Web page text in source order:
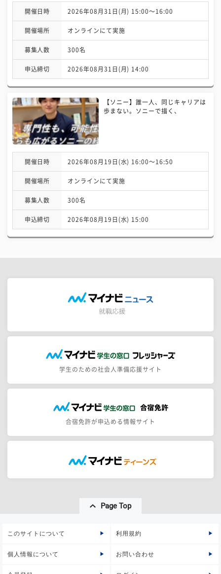
開催日時 2026年08月31日(月) 15:00〜16:00
開催場所 オンラインにて実施
募集人数 300名
申込締切 2026年08月31日(月) 14:00
【ソニー】誰一人、同じキャリアは
歩まない。ソニーで描く、
開催日時 2026年08月19日(水) 16:00〜16:50
開催場所 オンラインにて実施
募集人数 300名
申込締切 2026年08月19日(水) 15:00
学生のための社会人準備応援サイト
合宿免許が申込める情報サイト
Page Top
このサイトについて 利用規約
個人情報について お問い合わせ